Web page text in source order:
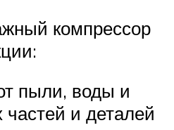
компрессор
пыли, воды и
частей и деталей